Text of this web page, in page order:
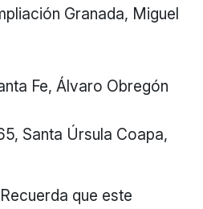
Granada, Miguel
Fe, Álvaro Obregón
Santa Úrsula Coapa,
que este